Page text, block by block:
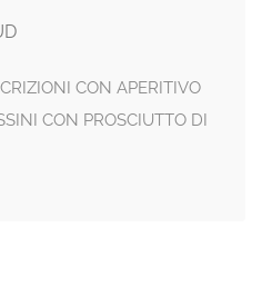
CON APERITIVO
CON PROSCIUTTO DI